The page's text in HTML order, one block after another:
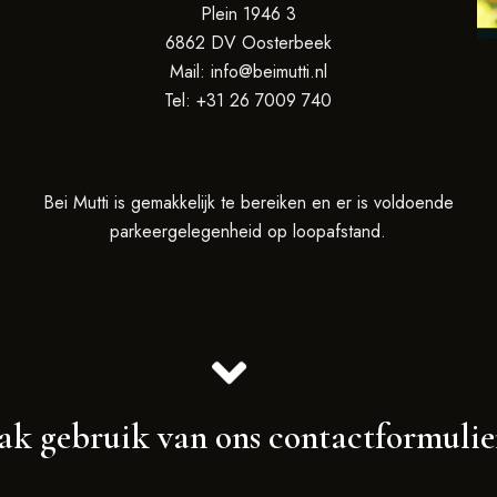
Plein 1946 3
6862 DV Oosterbeek
Mail: info@beimutti.nl
Tel: +31 26 7009 740
Bei Mutti is gemakkelijk te bereiken en er is voldoende
parkeergelegenheid op loopafstand.
gebruik van ons